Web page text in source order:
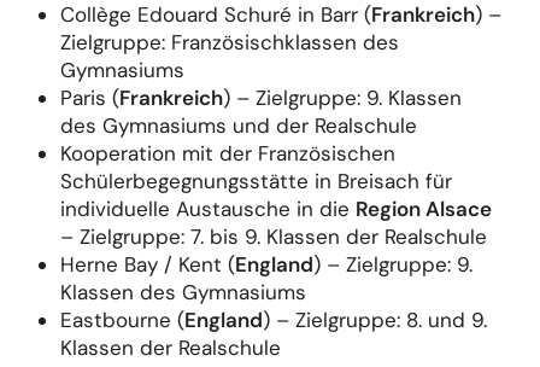
Collège Edouard Schuré in Barr (Frankreich) –
Zielgruppe: Französischklassen des
Gymnasiums
Paris (Frankreich) – Zielgruppe: 9. Klassen
des Gymnasiums und der Realschule
Kooperation mit der Französischen
Schülerbegegnungsstätte in Breisach für
individuelle Austausche in die Region Alsace
– Zielgruppe: 7. bis 9. Klassen der Realschule
Herne Bay / Kent (England) – Zielgruppe: 9.
Klassen des Gymnasiums
Eastbourne (England) – Zielgruppe: 8. und 9.
Klassen der Realschule